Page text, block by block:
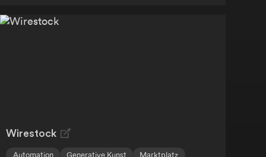
Wirestock
Automation Generative Kunst Marktplatz